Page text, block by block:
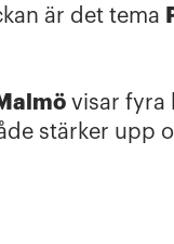
är det tema
visar fyra
stärker upp